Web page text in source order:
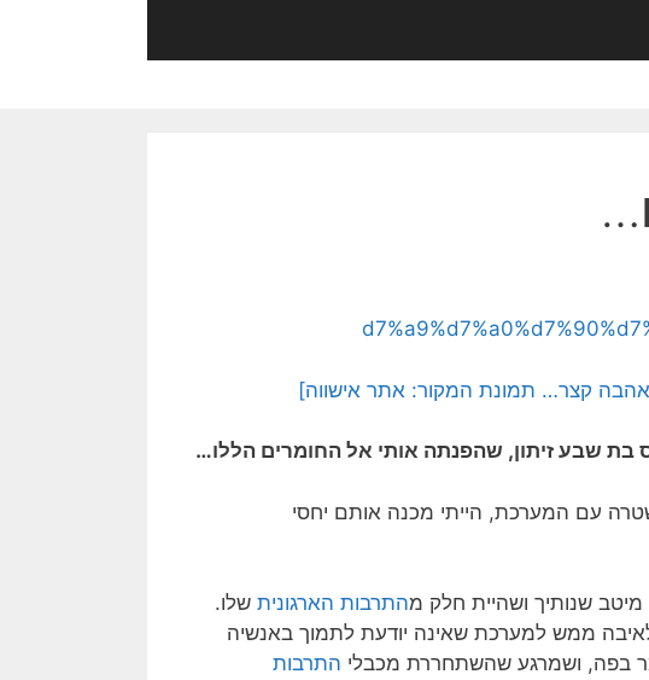
קצר… תמונת המקור: אתר אישווה]
שבע זיתון, שהפנתה אותי אל החומרים הללו…
עם המערכת, הייתי מכנה אותם יחסי
שנותיך ושהיית חלק מהתרבות הארגונית שלו.
ממש למערכת שאינה יודעת לתמוך באנשיה
בפה, ושמרגע שהשתחררת מכבלי התרבות